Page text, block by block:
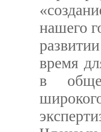
нашего
время
в